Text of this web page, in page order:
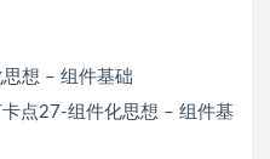
想 – 组件基础
点27-组件化思想 – 组件基